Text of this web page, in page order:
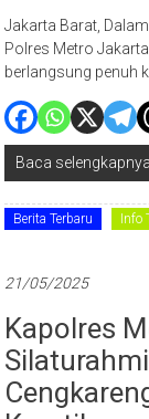
Jakarta Barat,
Polres Metro
berlangsung penuh
Baca selengkapnya
Berita Terbaru Info
21/05/2025
Kapolres